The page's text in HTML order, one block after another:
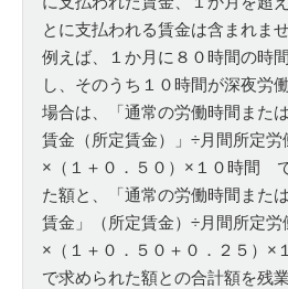
とに支払われる賃金は含まれませ
例えば、１か月に８０時間の時
し、そのうち１０時間が深夜労
場合は、「通常の労働時間また
賃金（所定賃金）」÷月間所定労
×（１＋０．５０）×１０時間
た額と、「通常の労働時間また
賃金」（所定賃金）÷月間所定労
×（１＋０．５０＋０．２５）×
で求められた額との合計額を残